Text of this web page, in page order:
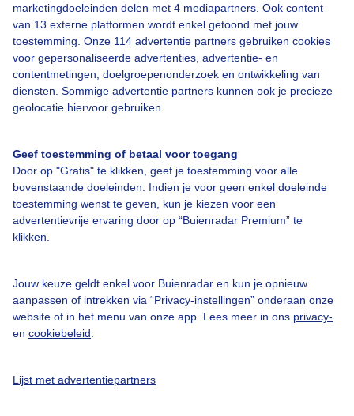
marketingdoeleinden delen met 4 mediapartners. Ook content
van 13 externe platformen wordt enkel getoond met jouw
toestemming. Onze 114 advertentie partners gebruiken cookies
voor gepersonaliseerde advertenties, advertentie- en
contentmetingen, doelgroepenonderzoek en ontwikkeling van
diensten. Sommige advertentie partners kunnen ook je precieze
geolocatie hiervoor gebruiken.
Geef toestemming of betaal voor toegang
Door op "Gratis" te klikken, geef je toestemming voor alle
bovenstaande doeleinden. Indien je voor geen enkel doeleinde
toestemming wenst te geven, kun je kiezen voor een
advertentievrije ervaring door op “Buienradar Premium” te
klikken.
Jouw keuze geldt enkel voor Buienradar en kun je opnieuw
aanpassen of intrekken via “Privacy-instellingen” onderaan onze
website of in het menu van onze app. Lees meer in ons privacy-
en cookiebeleid
Lijst met advertentiepartners
Over Buienradar
Bedrijfsgegevens
Contact
Toegankelijkheid
Gebruikersvoorwaarden
Adverteren
Privacy beleid
Cookie beleid